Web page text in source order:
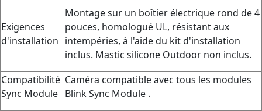
Exigences
d'installation
Montage sur un boîtier électrique rond de 4
pouces, homologué UL, résistant aux
intempéries, à l'aide du kit d'installation
inclus. Mastic silicone Outdoor non inclus.
Compatibilité
Sync Module
Caméra compatible avec tous les modules
Blink Sync Module .